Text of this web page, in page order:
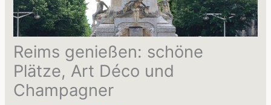
Reims genießen: schöne
Plätze, Art Déco und
Champagner